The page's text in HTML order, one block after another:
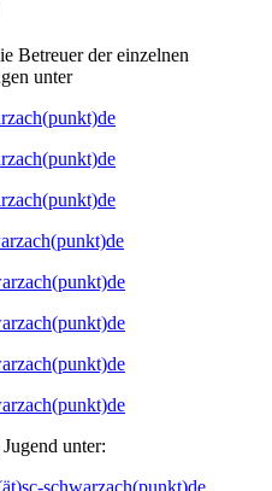
Betreuer der einzelnen
unter
unter:
schwarzach(punkt)de